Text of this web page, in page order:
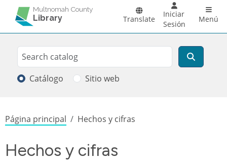
Pasar al contenido principal
Multnomah County
Library Translate
Iniciar
Sesión
Menú
Search
Buscar
Catálogo Sitio web
Sobrescribir enlaces de ayuda a la
Página principal Hechos y cifras
Hechos y cifras